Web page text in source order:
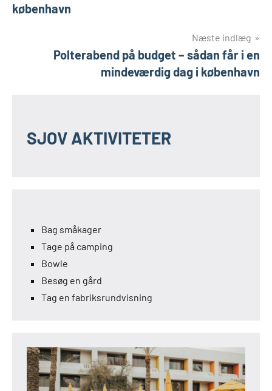
københavn
Næste indlæg
Polterabend på budget – sådan får i en
mindeværdig dag i københavn
SJOV AKTIVITETER
Bag småkager
Tage på camping
Bowle
Besøg en gård
Tag en fabriksrundvisning